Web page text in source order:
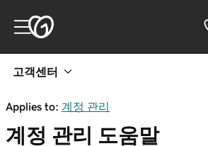
고객센터
Applies to: 계정 관리
계정 관리 도움말